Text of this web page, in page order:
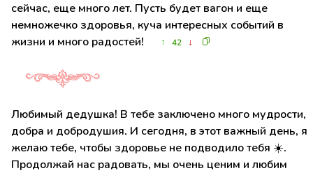
сейчас, еще много лет. Пусть будет вагон и еще
немножечко здоровья, куча интересных событий в
жизни и много радостей!
↑ 42 ↓
Любимый дедушка! В тебе заключено много мудрости,
добра и добродушия. И сегодня, в этот важный день, я
желаю тебе, чтобы здоровье не подводило тебя ☀️.
Продолжай нас радовать, мы очень ценим и любим